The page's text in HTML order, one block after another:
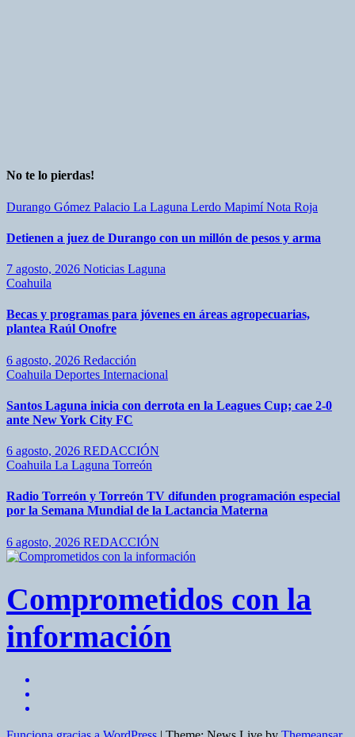
No te lo pierdas!
Durango Gómez Palacio La Laguna Lerdo MapimíNota Roja
Detienen a juez de Durango con un millón de pesos y arma
7 agosto, 2026 Noticias Laguna
Coahuila
Becas y programas para jóvenes en áreas agropecuarias,
plantea Raúl Onofre
6 agosto, 2026 Redacción
Coahuila Deportes Internacional
Santos Laguna inicia con derrota en la Leagues Cup; cae 2-0
ante New York City FC
6 agosto, 2026 REDACCIÓN
Coahuila La Laguna Torreón
Radio Torreón y Torreón TV difunden programación especial
por la Semana Mundial de la Lactancia Materna
6 agosto, 2026 REDACCIÓN
Comprometidos con la
información